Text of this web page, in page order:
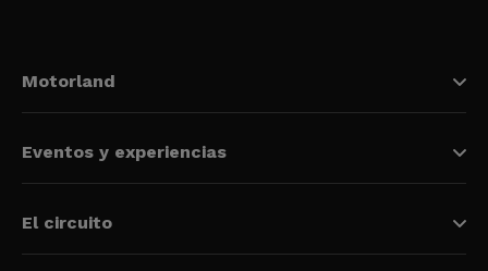
Motorland
Eventos y experiencias
El circuito